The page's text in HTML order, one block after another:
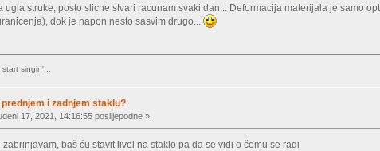
ugla struke, posto slicne stvari racunam svaki dan... Deformacija materijala je samo
dok je napon nesto sasvim drugo...
singin'...
i zadnjem staklu?
17, 2021, 14:16:55 poslijepodne »
baš ću stavit livel na staklo pa da se vidi o čemu se radi